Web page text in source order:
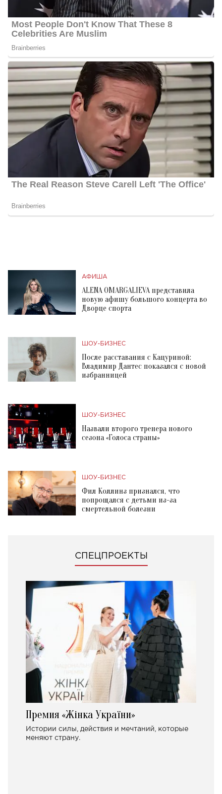
АФИША
ALENA OMARGALIEVA представила
новую афишу большого концерта во
Дворце спорта
ШОУ-БИЗНЕС
После расставания с Кацуриной:
Владимир Дантес показался с новой
избранницей
ШОУ-БИЗНЕС
Назвали второго тренера нового
сезона «Голоса страны»
ШОУ-БИЗНЕС
Фил Коллинз признался, что
попрощался с детьми из-за
смертельной болезни
СПЕЦПРОЕКТЫ
Премия «Жінка України»
Истории силы, действия и мечтаний, которые
меняют страну.